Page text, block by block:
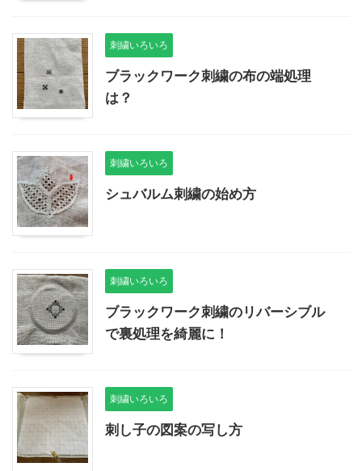
刺繍いろいろ
ブラックワーク刺繍の布の端処理
は？
刺繍いろいろ
シュバルム刺繍の始め方
刺繍いろいろ
ブラックワーク刺繍のリバーシブル
で裏処理を綺麗に！
刺繍いろいろ
刺し子の図案の写し方